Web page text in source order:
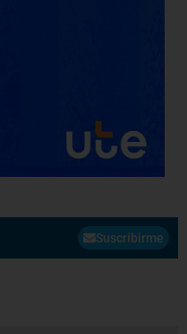
Suscribirme